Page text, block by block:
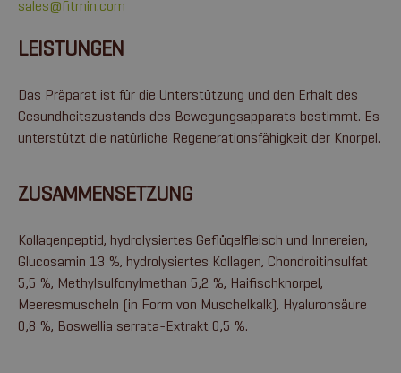
sales@fitmin.com
LEISTUNGEN
Das Präparat ist für die Unterstützung und den Erhalt des
Gesundheitszustands des Bewegungsapparats bestimmt. Es
unterstützt die natürliche Regenerationsfähigkeit der Knorpel.
ZUSAMMENSETZUNG
Kollagenpeptid, hydrolysiertes Geflügelfleisch und Innereien,
Glucosamin 13 %, hydrolysiertes Kollagen, Chondroitinsulfat
5,5 %, Methylsulfonylmethan 5,2 %, Haifischknorpel,
Meeresmuscheln (in Form von Muschelkalk), Hyaluronsäure
0,8 %, Boswellia serrata-Extrakt 0,5 %.